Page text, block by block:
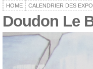
HOME CALENDRIER DES
Doudon Le